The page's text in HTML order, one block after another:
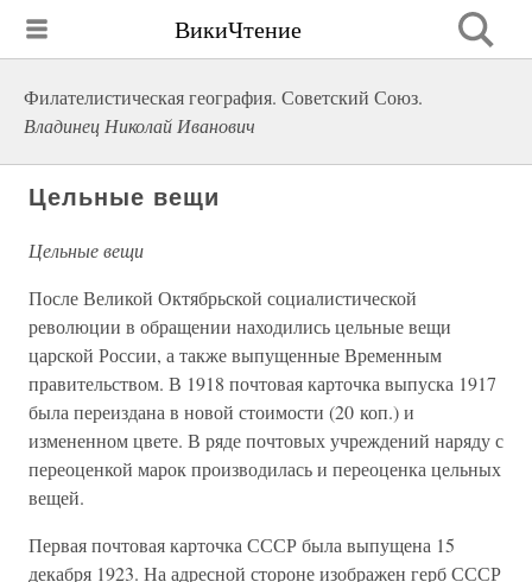
ВикиЧтение
Филателистическая география. Советский Союз.
Владинец Николай Иванович
Цельные вещи
Цельные вещи
После Великой Октябрьской социалистической
революции в обращении находились цельные вещи
царской России, а также выпущенные Временным
правительством. В 1918 почтовая карточка выпуска 1917
была переиздана в новой стоимости (20 коп.) и
измененном цвете. В ряде почтовых учреждений наряду с
переоценкой марок производилась и переоценка цельных
вещей.
Первая почтовая карточка СССР была выпущена 15
декабря 1923. На адресной стороне изображен герб СССР